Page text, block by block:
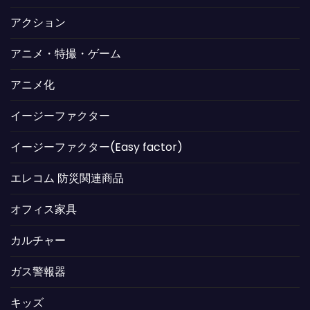
アクション
アニメ・特撮・ゲーム
アニメ化
イージーファクター
イージーファクター(Easy factor)
エレコム 防災関連商品
オフィス家具
カルチャー
ガス警報器
キッズ